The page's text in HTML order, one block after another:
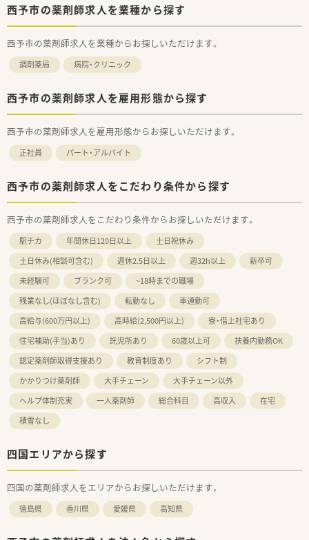
スポーツファーマシスト など
西予市の薬剤師求人を業種から探す
西予市の薬剤師求人を業種からお探しいただけます。
調剤薬局 病院・クリニック
西予市の薬剤師求人を雇用形態から探す
西予市の薬剤師求人を雇用形態からお探しいただけます。
正社員 パート・アルバイト
西予市の薬剤師求人をこだわり条件から探す
西予市の薬剤師求人をこだわり条件からお探しいただけます。
駅チカ 年間休日120日以上
土日祝休み
土日休み(相談可含む)
週休2.5日以上 週32h以上
新卒可
未経験可
ブランク可
~18時までの職場
残業なし(ほぼなし含む)
転勤なし
車通勤可
高給与(600万円以上)
高時給(2,500円以上)
寮・借上社宅あり
住宅補助(手当)あり
託児所あり 60歳以上可
扶養内勤務OK
認定薬剤師取得支援あり
教育制度あり
シフト制
かかりつけ薬剤師
大手チェーン
大手チェーン以外
ヘルプ体制充実
一人薬剤師 総合科目 高収入
在宅
積雪なし
四国エリアから探す
四国の薬剤師求人をエリアからお探しいただけます。
徳島県 香川県 愛媛県 高知県